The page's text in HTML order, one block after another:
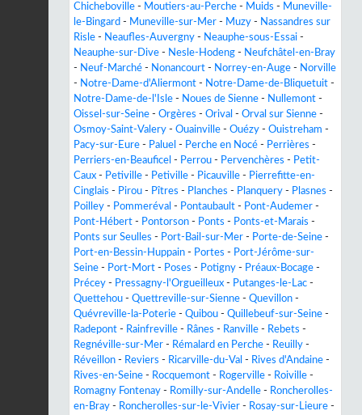
Chicheboville - Moutiers-au-Perche - Muids - Muneville-
le-Bingard - Muneville-sur-Mer - Muzy - Nassandres sur
Risle - Neaufles-Auvergny - Neauphe-sous-Essai -
Neauphe-sur-Dive - Nesle-Hodeng - Neufchâtel-en-Bray
- Neuf-Marché - Nonancourt - Norrey-en-Auge - Norville
- Notre-Dame-d'Aliermont - Notre-Dame-de-Bliquetuit -
Notre-Dame-de-l'Isle - Noues de Sienne - Nullemont -
Oissel-sur-Seine - Orgères - Orival - Orval sur Sienne -
Osmoy-Saint-Valery - Ouainville - Ouézy - Ouistreham -
Pacy-sur-Eure - Paluel - Perche en Nocé - Perrières -
Perriers-en-Beauficel - Perrou - Pervenchères - Petit-
Caux - Petiville - Petiville - Picauville - Pierrefitte-en-
Cinglais - Pirou - Pîtres - Planches - Planquery - Plasnes -
Poilley - Pommeréval - Pontaubault - Pont-Audemer -
Pont-Hébert - Pontorson - Ponts - Ponts-et-Marais -
Ponts sur Seulles - Port-Bail-sur-Mer - Porte-de-Seine -
Port-en-Bessin-Huppain - Portes - Port-Jérôme-sur-
Seine - Port-Mort - Poses - Potigny - Préaux-Bocage -
Précey - Pressagny-l'Orgueilleux - Putanges-le-Lac -
Quettehou - Quettreville-sur-Sienne - Quevillon -
Quévreville-la-Poterie - Quibou - Quillebeuf-sur-Seine -
Radepont - Rainfreville - Rânes - Ranville - Rebets -
Regnéville-sur-Mer - Rémalard en Perche - Reuilly -
Réveillon - Reviers - Ricarville-du-Val - Rives d'Andaine -
Rives-en-Seine - Rocquemont - Rogerville - Roiville -
Romagny Fontenay - Romilly-sur-Andelle - Roncherolles-
en-Bray - Roncherolles-sur-le-Vivier - Rosay-sur-Lieure -